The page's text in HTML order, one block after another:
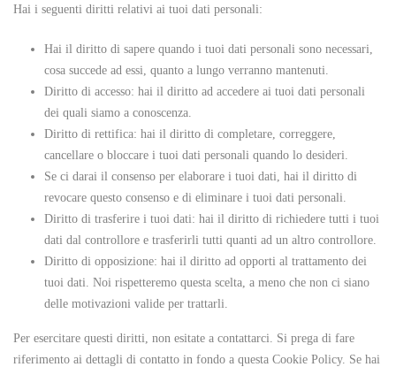
Hai i seguenti diritti relativi ai tuoi dati personali:
Hai il diritto di sapere quando i tuoi dati personali sono necessari,
cosa succede ad essi, quanto a lungo verranno mantenuti.
Diritto di accesso: hai il diritto ad accedere ai tuoi dati personali
dei quali siamo a conoscenza.
Diritto di rettifica: hai il diritto di completare, correggere,
cancellare o bloccare i tuoi dati personali quando lo desideri.
Se ci darai il consenso per elaborare i tuoi dati, hai il diritto di
revocare questo consenso e di eliminare i tuoi dati personali.
Diritto di trasferire i tuoi dati: hai il diritto di richiedere tutti i tuoi
dati dal controllore e trasferirli tutti quanti ad un altro controllore.
Diritto di opposizione: hai il diritto ad opporti al trattamento dei
tuoi dati. Noi rispetteremo questa scelta, a meno che non ci siano
delle motivazioni valide per trattarli.
Per esercitare questi diritti, non esitate a contattarci. Si prega di fare
riferimento ai dettagli di contatto in fondo a questa Cookie Policy. Se hai